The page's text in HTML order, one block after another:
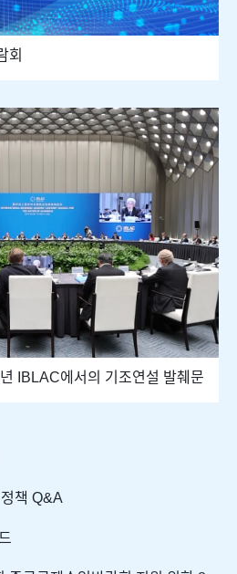
회
IBLAC에서의 기조연설 발췌문
책 Q&A